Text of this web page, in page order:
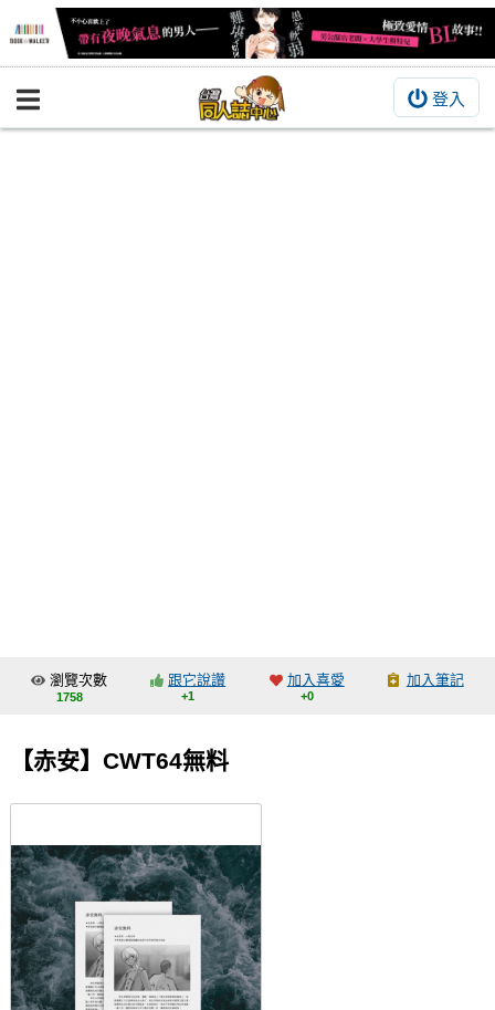
登入
BOOKY書集倉庫
交流中心
會員功能選單
註冊會員
登入
瀏覽次數
1758
跟它說讚
+1
加入喜愛
+0
加入筆記
【赤安】CWT64無料